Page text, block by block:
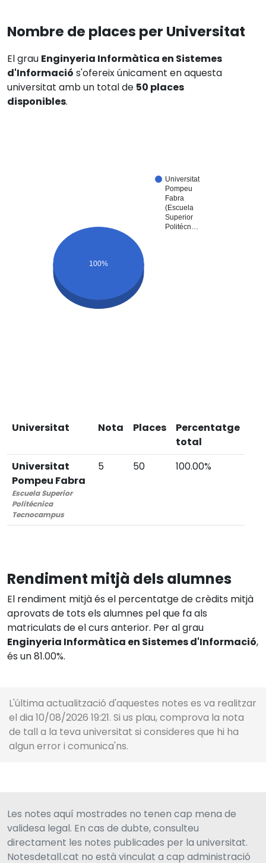
Nombre de places per Universitat
El grau Enginyeria Informàtica en Sistemes
d'Informació s'ofereix únicament en aquesta
universitat amb un total de 50 places
disponibles.
Universitat
Pompeu
Fabra
(Escuela
Superior
Politécn…
100%
Universitat Nota Places
Percentatge
total
Universitat
Pompeu Fabra
Escuela Superior
Politécnica
Tecnocampus
5 50 100.00%
Rendiment mitjà dels alumnes
El rendiment mitjà és el percentatge de crèdits mitjà
aprovats de tots els alumnes pel que fa als
matriculats de el curs anterior. Per al grau
Enginyeria Informàtica en Sistemes d'Informació,
és un 81.00%.
L'última actualització d'aquestes notes es va realitzar
el dia 10/08/2026 19:21. Si us plau, comprova la nota
de tall a la teva universitat si consideres que hi ha
algun error i comunica'ns.
Les notes aquí mostrades no tenen cap mena de
validesa legal. En cas de dubte, consulteu
directament les notes publicades per la universitat.
Notesdetall.cat no està vinculat a cap administració